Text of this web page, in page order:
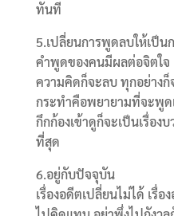
ทันที
5.เปลี่ยนการพูดลบให้เป็น
คำพูดของคนมีผลต่อจิตใจ
ความคิดก็จะลบ ทุกอย่างก็
กระทำคือพยายามที่จะพูด
กึกก้องเข้าดูก็จะเป็นเรื่อง
ที่สุด
6.อยู่กับปัจจุบัน
เรื่องอดีตเปลี่ยนไม่ได้ เรื่